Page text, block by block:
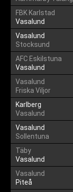
FBK Karlstad
Vasalund
Vasalund
Stocksund
AFC Eskilstuna
Vasalund
Vasalund
Friska Viljor
Karlberg
Vasalund
Vasalund
Sollentuna
Täby
Vasalund
Vasalund
Piteå